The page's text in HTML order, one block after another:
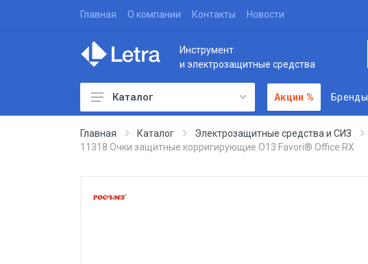
Главная О компании Контакты Новости
Инструмент
и электрозащитные средства
Каталог Акции % Бренды
Главная Каталог Электрозащитные средства и СИЗ
11318 Очки защитные корригирующие О13 Favori® Office RX